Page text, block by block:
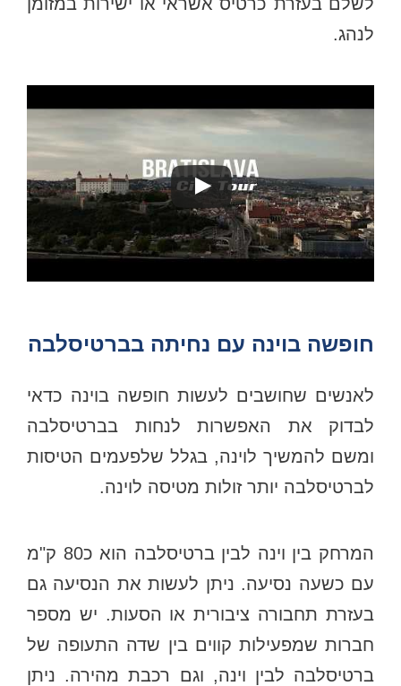
לשלם בעזרת כרטיס אשראי או ישירות במזומן
לנהג.
חופשה בוינה עם נחיתה בברטיסלבה
לאנשים שחושבים לעשות חופשה בוינה כדאי
לבדוק את האפשרות לנחות בברטיסלבה
ומשם להמשיך לוינה, בגלל שלפעמים הטיסות
לברטיסלבה יותר זולות מטיסה לוינה.
המרחק בין וינה לבין ברטיסלבה הוא כ80 ק"מ
עם כשעה נסיעה. ניתן לעשות את הנסיעה גם
בעזרת תחבורה ציבורית או הסעות. יש מספר
חברות שמפעילות קווים בין שדה התעופה של
ברטיסלבה לבין וינה, וגם רכבת מהירה. ניתן